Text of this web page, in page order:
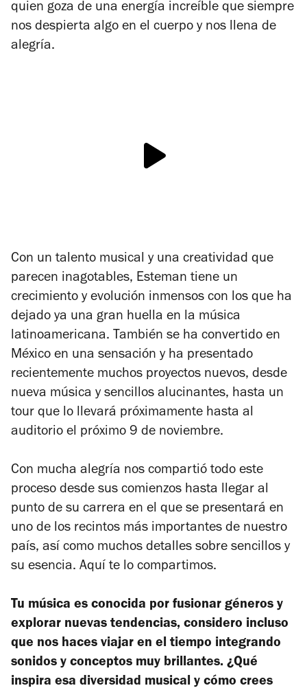
quien goza de una energía increíble que siempre
nos despierta algo en el cuerpo y nos llena de
alegría.
Con un talento musical y una creatividad que
parecen inagotables, Esteman tiene un
crecimiento y evolución inmensos con los que ha
dejado ya una gran huella en la música
latinoamericana. También se ha convertido en
México en una sensación y ha presentado
recientemente muchos proyectos nuevos, desde
nueva música y sencillos alucinantes, hasta un
tour que lo llevará próximamente hasta al
auditorio el próximo 9 de noviembre.
Con mucha alegría nos compartió todo este
proceso desde sus comienzos hasta llegar al
punto de su carrera en el que se presentará en
uno de los recintos más importantes de nuestro
país, así como muchos detalles sobre sencillos y
su esencia. Aquí te lo compartimos.
Tu música es conocida por fusionar géneros y
explorar nuevas tendencias, considero incluso
que nos haces viajar en el tiempo integrando
sonidos y conceptos muy brillantes. ¿Qué
inspira esa diversidad musical y cómo crees